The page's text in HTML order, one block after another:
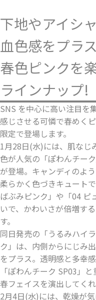
下地やアイシ
血色感をプラス
春色ピンクを
ラインナップ!
SNS を中心に高い注目を
感じさせる可憐で春めく
限定で登場します。
1月28日(水)には、肌なじ
色が人気の「ぽわんチー
が登場。キャンディのよ
柔らかく色づきキュート
ばぶみピンク」や「04 ピ
いで、かわいさが倍増す
す。
同日発売の「うるみハイ
ク」は、内側からにじみ
をプラス。透明感と多幸
「ぽわんチーク SP03」
春フェイスを演出してくれ
2月4日(水)には、乾燥が